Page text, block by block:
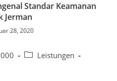
Standar Keamanan
Jerman
28, 2020
Beitrags-
Leistungen